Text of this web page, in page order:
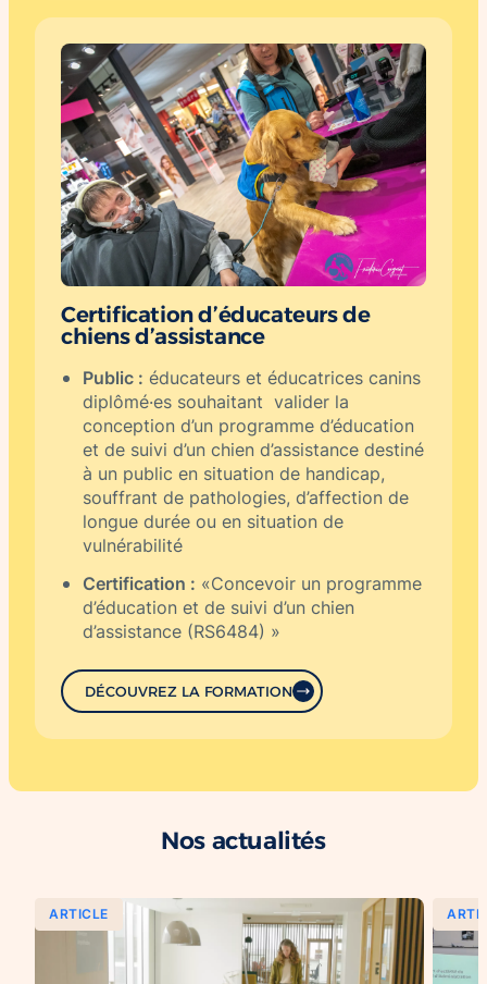
Certification d’éducateurs de
chiens d’assistance
Public : éducateurs et éducatrices canins
diplômé·es souhaitant valider la
conception d’un programme d’éducation
et de suivi d’un chien d’assistance destiné
à un public en situation de handicap,
souffrant de pathologies, d’affection de
longue durée ou en situation de
vulnérabilité
Certification : «Concevoir un programme
d’éducation et de suivi d’un chien
d’assistance (RS6484) »
DÉCOUVREZ LA FORMATION
Nos actualités
ARTICLE